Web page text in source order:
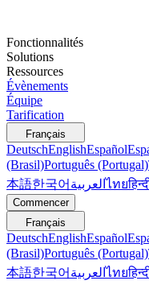
Fonctionnalités
Solutions
Ressources
Évènements
Équipe
Tarification
Français
DeutschEnglishEspañol
(Brasil)Português (Portugal)
本語한국어 العربيةไทย
Commencer
Français
DeutschEnglishEspañol
(Brasil)Português (Portugal)
本語한국어 العربيةไทย